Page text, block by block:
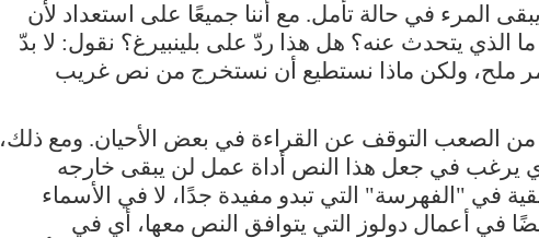
المرء في حالة تأمل. مع أننا جميعًا على استعداد لأن
ما الذي يتحدث عنه؟ هل هذا ردّ على بلينبيرغ؟ نقول: لا بدّ
ملح، ولكن ماذا نستطيع أن نستخرج من نص غريب
من الصعب التوقف عن القراءة في بعض الأحيان. ومع ذلك،
يرغب في جعل هذا النص أداة عمل لن يبقى خارجه
في "الفهرسة" التي تبدو مفيدة جدًا، لا في الأسماء
في أعمال دولوز التي يتوافق النص معها، أي في